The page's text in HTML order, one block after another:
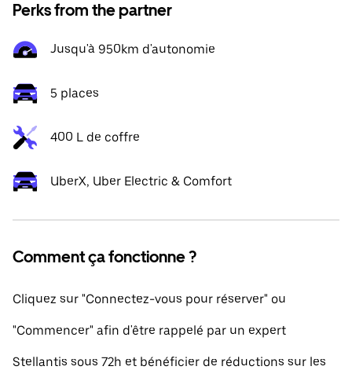
Perks from the partner
Jusqu'à 950km d'autonomie
5 places
400 L de coffre
UberX, Uber Electric & Comfort
Comment ça fonctionne ?
Cliquez sur "Connectez-vous pour réserver" ou
"Commencer" afin d'être rappelé par un expert
Stellantis sous 72h et bénéficier de réductions sur les